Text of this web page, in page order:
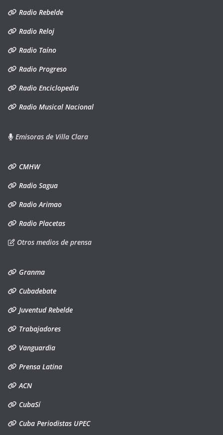
Radio Rebelde
Radio Reloj
Radio Taíno
Radio Progreso
Radio Enciclopedia
Radio Musical Nacional
Emisoras de Villa Clara
CMHW
Radio Sagua
Radio Arimao
Radio Placetas
Otros medios de prensa
Granma
Cubadebate
Juventud Rebelde
Trabajadores
Vanguardia
Prensa Latina
ACN
CubaSí
Cuba Periodistas UPEC